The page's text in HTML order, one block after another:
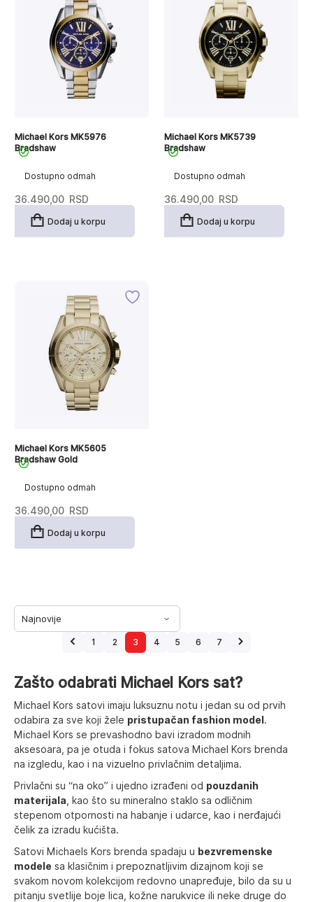
Dostupno odmah
Michael Kors MK5976
Bradshaw
36.490,00 RSD
Dodaj u korpu
Dostupno odmah
Michael Kors MK5739
Bradshaw
36.490,00 RSD
Dodaj u korpu
Dostupno odmah
Michael Kors MK5605
Bradshaw Gold
36.490,00 RSD
Dodaj u korpu
1 2 3 4 5 6 7
Zašto odabrati Michael Kors sat?
Michael Kors satovi imaju luksuznu notu i jedan su od prvih
odabira za sve koji žele pristupačan fashion model .
Michael Kors se prevashodno bavi izradom modnih
aksesoara, pa je otuda i fokus satova Michael Kors brenda
na izgledu, kao i na vizuelno privlačnim detaljima.
Privlačni su “na oko” i ujedno izrađeni od pouzdanih
materijala , kao što su mineralno staklo sa odličnim
stepenom otpornosti na habanje i udarce, kao i nerđajući
čelik za izradu kućišta.
Satovi Michaels Kors brenda spadaju u bezvremenske
modele sa klasičnim i prepoznatljivim dizajnom koji se
svakom novom kolekcijom redovno unapređuje, bilo da su u
pitanju svetlije boje lica, kožne narukvice ili neke druge do